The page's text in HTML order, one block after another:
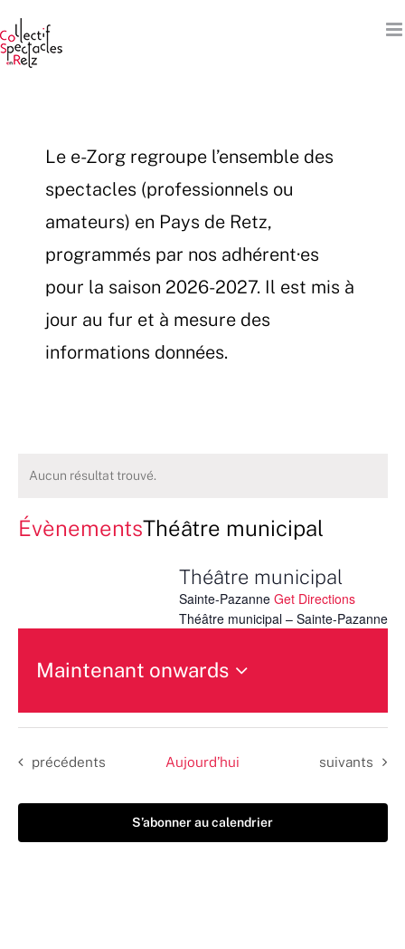
au
contenu
Le e-Zorg regroupe l’ensemble des
spectacles (professionnels ou
amateurs) en Pays de Retz,
programmés par nos adhérent·es
pour la saison 2026-2027. Il est mis à
jour au fur et à mesure des
informations données.
Aucun résultat trouvé.
ÉvènementsThéâtre municipal
Théâtre municipal
Sainte-Pazanne Get Directions
Théâtre municipal – Sainte-Pazanne
Maintenant onwards
une
date.
Évènements
précédents Aujourd’hui Évènements
suivants
S’abonner au calendrier